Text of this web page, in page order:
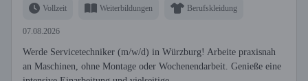
Vollzeit Weiterbildungen Berufskleidung
07.08.2026
Werde Servicetechniker (m/w/d) in Würzburg! Arbeite praxisnah
an Maschinen, ohne Montage oder Wochenendarbeit. Genieße eine